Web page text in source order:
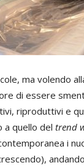
ma volendo
di essere
riproduttivi e
a quello del trend
i